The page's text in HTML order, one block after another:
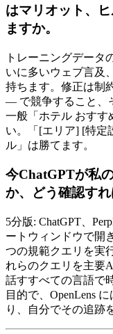
はマリオット、
ますか。
トレーニングデータ
いに多いウェブ言及
持ちます。修正は制
— で競争すること、
一般「ホテル おすす
い。「[エリア] [特定
ル」は勝てます。
今ChatGPTが私
か、どう確認すれ
5分版: ChatGPT、
ートウィンドウで開
つの規範クエリを実
れらのクエリを主要
話すすべての言語で
目的で、OpenLens
り、自分でその追跡